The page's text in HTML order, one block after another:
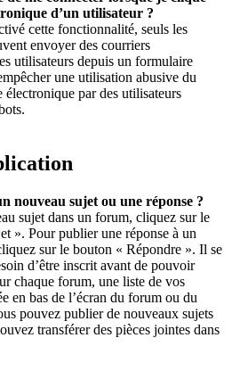
d’un utilisateur ?
cette fonctionnalité, seuls les
envoyer des courriers
utilisateurs depuis un formulaire
une utilisation abusive du
électronique par des utilisateurs
nouveau sujet ou une réponse ?
sujet dans un forum, cliquez sur le
». Pour publier une réponse à un
sur le bouton « Répondre ». Il se
d’être inscrit avant de pouvoir
chaque forum, une liste de vos
en bas de l’écran du forum ou du
pouvez publier de nouveaux sujets
transférer des pièces jointes dans